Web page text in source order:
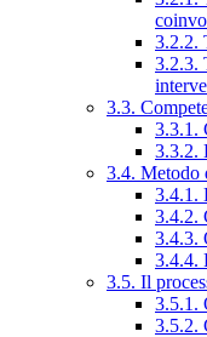
3.2.2.
3.2.3.
3.3.
3.3.1.
3.3.2.
3.4. Metodo
3.4.1.
3.4.2.
3.4.3.
3.4.4.
3.5. Il
3.5.1.
3.5.2.